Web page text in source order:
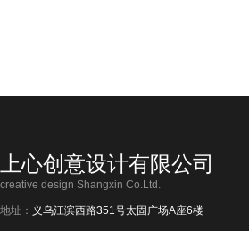
上心创意设计有限公司
creative design Shangxin Co.Ltd.
地址： 义乌江滨西路351号太固广场A座6楼